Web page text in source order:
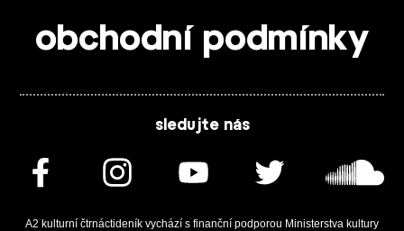
obchodní podmínky
sledujte nás
A2 kulturní čtrnáctideník vychází s finanční podporou Ministerstva kultury